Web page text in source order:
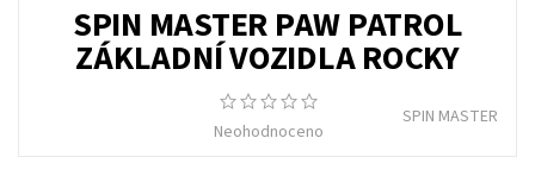
SPIN MASTER PAW PATROL
ZÁKLADNÍ VOZIDLA ROCKY
Neohodnoceno
SPIN MASTER